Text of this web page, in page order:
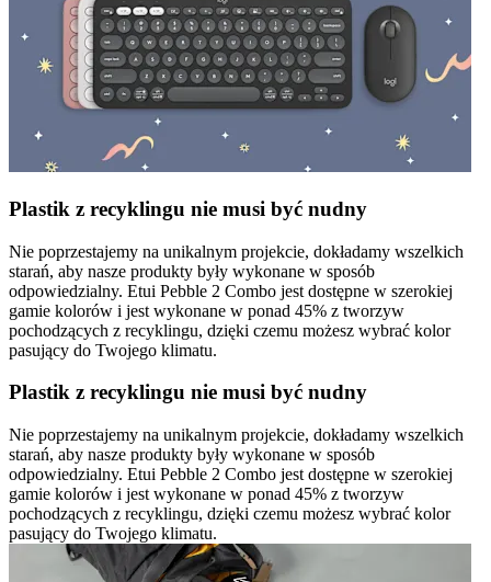
Plastik z recyklingu nie musi być nudny
Nie poprzestajemy na unikalnym projekcie, dokładamy wszelkich
starań, aby nasze produkty były wykonane w sposób
odpowiedzialny. Etui Pebble 2 Combo jest dostępne w szerokiej
gamie kolorów i jest wykonane w ponad 45% z tworzyw
pochodzących z recyklingu, dzięki czemu możesz wybrać kolor
pasujący do Twojego klimatu.
Plastik z recyklingu nie musi być nudny
Nie poprzestajemy na unikalnym projekcie, dokładamy wszelkich
starań, aby nasze produkty były wykonane w sposób
odpowiedzialny. Etui Pebble 2 Combo jest dostępne w szerokiej
gamie kolorów i jest wykonane w ponad 45% z tworzyw
pochodzących z recyklingu, dzięki czemu możesz wybrać kolor
pasujący do Twojego klimatu.